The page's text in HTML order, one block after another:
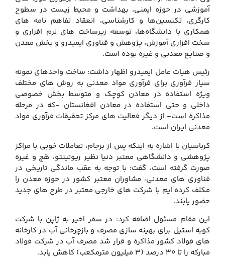
آموزشی در حوزه ایمنی، بهداشت و محیط زیست در سطوح
کارگری، تکنسین‌ها و کارشناسی، انعقاد تفاهم نامه های
همکاری با دانشگاه‌ها، توسعه زیرساخت های نرم افزاری و
سخت افزاری آموزش، پژوهش و فناوری ایمیدرو و بخش معدن
و صنایع معدنی و غیره بوده است.
رئیس هیات عامل ایمیدرو اظهار داشت: ساخت واحدهای نمونه
سیار فرآوری برای فرآوری مواد معدنی به روش های مختلف
ویژه استفاده در معادن کوچک و متوسط بخش خصوصی
داخلی و حتی استفاده در معادن افغانستان -که در مرحله
مذاکره است- از دیگر فعالیت های مرکز تحقیقات فرآوری مواد
معدنی ایران است.
کرباسیان با اشاره به اینکه پس از برجام، تعاملات خوبی با مراکز
پژوهشی و دانشگاهی معتبر دنیا نظیر ریوتینتو، هَچ و غیره
صورت گرفته است، گفت: با توجه به عقب ماندگی تاریخی در
فناوری های معدنی، مشاوران معتبر کشور در حوزه معدن را
مکلف کرده ایم با شرکت های خارجی معتبر در طرح های جدید
حضور یابند.
این مقام مسئول اضافه کرد: در سفر اخیر به ژاپن با شرکت
کوبه استیل برای بهینه سازی مصرف و بازچرخانی آب در کارخانه
های فولاد کشور مذاکره و قرار شد مصرف آب در شرکت فولاد
مبارکه را تا ۳۰ درصد (۳ میلیون مترمکعب) کاهش یابد.